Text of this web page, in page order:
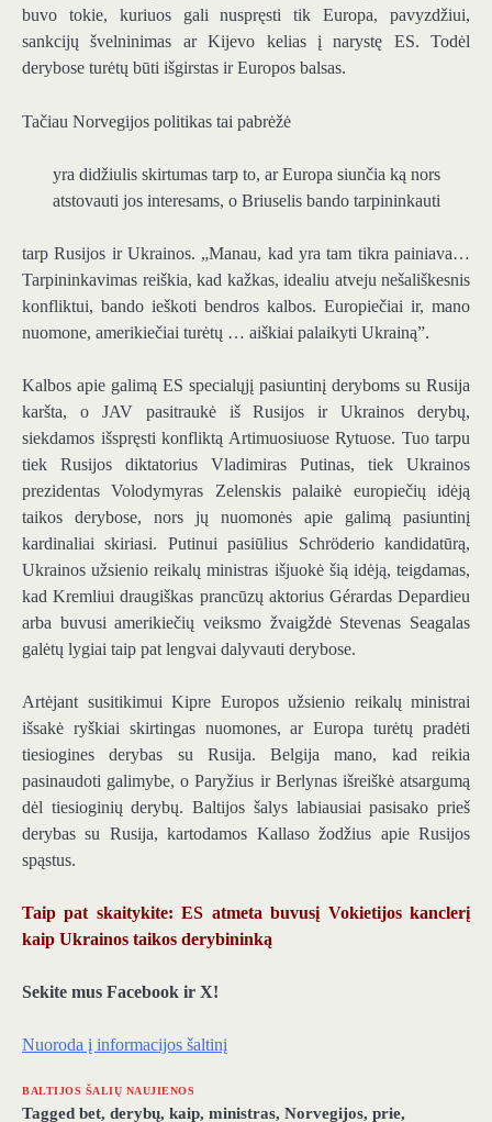
buvo tokie, kuriuos gali nuspręsti tik Europa, pavyzdžiui,
sankcijų švelninimas ar Kijevo kelias į narystę ES. Todėl
derybose turėtų būti išgirstas ir Europos balsas.
Tačiau Norvegijos politikas tai pabrėžė
yra didžiulis skirtumas tarp to, ar Europa siunčia ką nors
atstovauti jos interesams, o Briuselis bando tarpininkauti
tarp Rusijos ir Ukrainos. „Manau, kad yra tam tikra painiava…
Tarpininkavimas reiškia, kad kažkas, idealiu atveju nešališkesnis
konfliktui, bando ieškoti bendros kalbos. Europiečiai ir, mano
nuomone, amerikiečiai turėtų … aiškiai palaikyti Ukrainą”.
Kalbos apie galimą ES specialųjį pasiuntinį deryboms su Rusija
karšta, o JAV pasitraukė iš Rusijos ir Ukrainos derybų,
siekdamos išspręsti konfliktą Artimuosiuose Rytuose. Tuo tarpu
tiek Rusijos diktatorius Vladimiras Putinas, tiek Ukrainos
prezidentas Volodymyras Zelenskis palaikė europiečių idėją
taikos derybose, nors jų nuomonės apie galimą pasiuntinį
kardinaliai skiriasi. Putinui pasiūlius Schröderio kandidatūrą,
Ukrainos užsienio reikalų ministras išjuokė šią idėją, teigdamas,
kad Kremliui draugiškas prancūzų aktorius Gérardas Depardieu
arba buvusi amerikiečių veiksmo žvaigždė Stevenas Seagalas
galėtų lygiai taip pat lengvai dalyvauti derybose.
Artėjant susitikimui Kipre Europos užsienio reikalų ministrai
išsakė ryškiai skirtingas nuomones, ar Europa turėtų pradėti
tiesiogines derybas su Rusija. Belgija mano, kad reikia
pasinaudoti galimybe, o Paryžius ir Berlynas išreiškė atsargumą
dėl tiesioginių derybų. Baltijos šalys labiausiai pasisako prieš
derybas su Rusija, kartodamos Kallaso žodžius apie Rusijos
spąstus.
Taip pat skaitykite: ES atmeta buvusį Vokietijos kanclerį
kaip Ukrainos taikos derybininką
Sekite mus Facebook ir X!
Nuoroda į informacijos šaltinį
BALTIJOS ŠALIŲ NAUJIENOS
Tagged bet, derybų, kaip, ministras, Norvegijos, prie,